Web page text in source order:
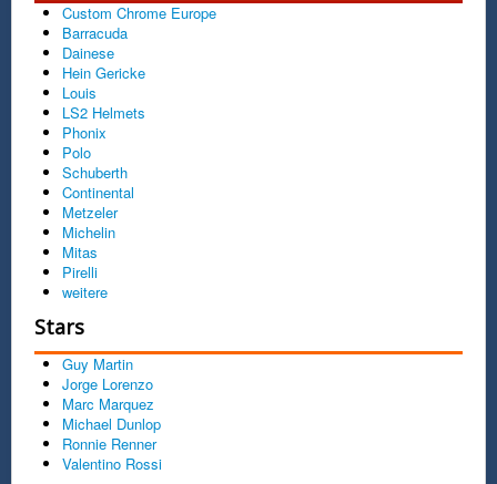
Custom Chrome Europe
Barracuda
Dainese
Hein Gericke
Louis
LS2 Helmets
Phonix
Polo
Schuberth
Continental
Metzeler
Michelin
Mitas
Pirelli
weitere
Stars
Guy Martin
Jorge Lorenzo
Marc Marquez
Michael Dunlop
Ronnie Renner
Valentino Rossi